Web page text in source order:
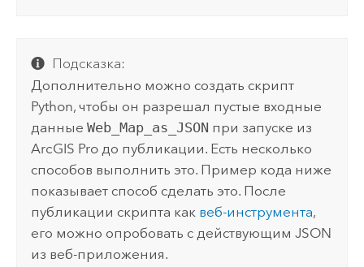
Подсказка:
Дополнительно можно создать скрипт
Python, чтобы он разрешал пустые входные
данныеWeb_Map_as_JSON при запуске из
ArcGIS Pro до публикации. Есть несколько
способов выполнить это. Пример кода ниже
показывает способ сделать это. После
публикации скрипта как веб-инструмента,
его можно опробовать с действующим JSON
из веб-приложения.